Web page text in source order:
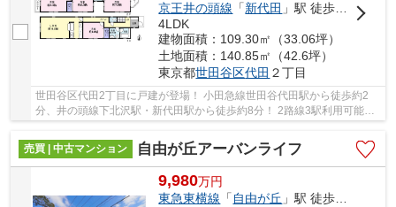
京王井の頭線 「新代田 」駅 徒歩8分
4LDK
建物面積：109.30㎡（33.06坪）
土地面積：140.85㎡（42.6坪）
東京都世田谷区代田 ２丁目
世田谷区代田2丁目に戸建が登場！ 小田急線世田谷代田駅から徒歩約2
分、井の頭線下北沢駅・新代田駅から徒歩約8分！ 2路線3駅利用可能な
売買 | 中古マンション
自由が丘アーバンライフ
9,980万円
東急東横線 「 自由が丘 」駅 徒歩6分